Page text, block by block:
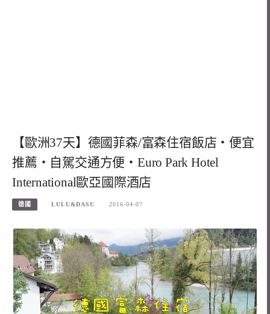
【歐洲37天】德國菲森/富森住宿飯店‧便宜
推薦‧自駕交通方便‧Euro Park Hotel
International歐亞國際酒店
德國 LULU&DASU 2016-04-07